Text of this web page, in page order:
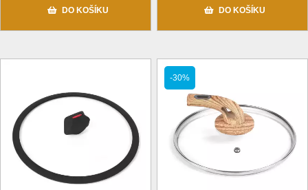
DO KOŠÍKU DO KOŠÍKU
-30%